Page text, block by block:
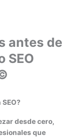
antes de
SEO
desde cero,
que